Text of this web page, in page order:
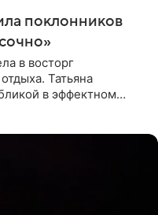
поклонников
в восторг
Татьяна
в эффектном